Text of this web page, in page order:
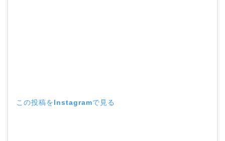
この投稿をInstagramで見る